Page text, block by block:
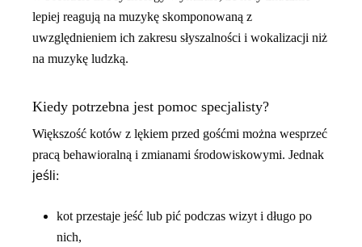
lepiej reagują na muzykę skomponowaną z
uwzględnieniem ich zakresu słyszalności i wokalizacji niż
na muzykę ludzką.
Kiedy potrzebna jest pomoc specjalisty?
Większość kotów z lękiem przed gośćmi można wesprzeć
pracą behawioralną i zmianami środowiskowymi. Jednak
jeśli:
kot przestaje jeść lub pić podczas wizyt i długo po
nich,